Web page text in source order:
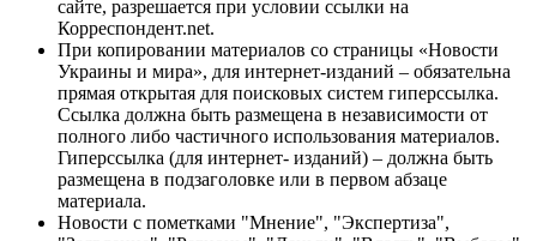
сайте, разрешается при условии ссылки на
Корреспондент.net.
При копировании материалов со страницы «Новости
Украины и мира», для интернет-изданий – обязательна
прямая открытая для поисковых систем гиперссылка.
Ссылка должна быть размещена в независимости от
полного либо частичного использования материалов.
Гиперссылка (для интернет- изданий) – должна быть
размещена в подзаголовке или в первом абзаце
материала.
Новости с пометками "Мнение", "Экспертиза",